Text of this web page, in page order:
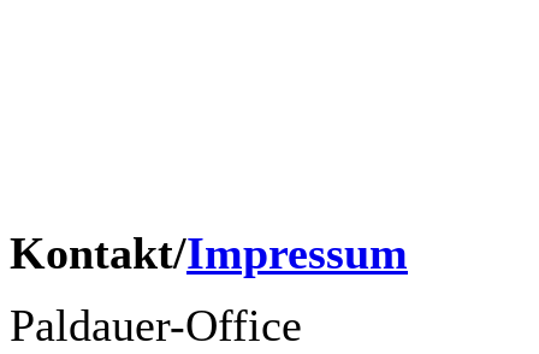
Kontakt/Impressum
Paldauer-Office